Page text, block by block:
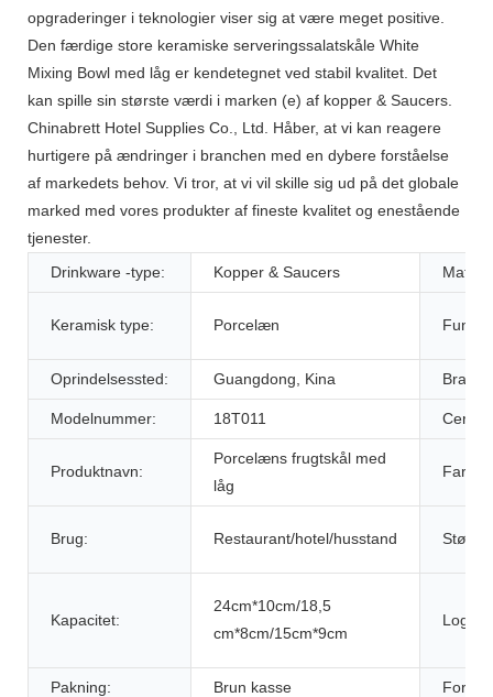
opgraderinger i teknologier viser sig at være meget positive.
Den færdige store keramiske serveringssalatskåle White
Mixing Bowl med låg er kendetegnet ved stabil kvalitet. Det
kan spille sin største værdi i marken (e) af kopper & Saucers.
Chinabrett Hotel Supplies Co., Ltd. Håber, at vi kan reagere
hurtigere på ændringer i branchen med en dybere forståelse
af markedets behov. Vi tror, ​​at vi vil skille sig ud på det globale
marked med vores produkter af fineste kvalitet og enestående
tjenester.
Drinkware -type:
Kopper & Saucers
Keramisk type: Porcelæn
Oprindelsessted: Guangdong, Kina
Modelnummer: 18T011
Produktnavn:
Porcelæns frugtskål med
låg
Farve:
Brug: Restaurant/hotel/husstand
Kapacitet:
24cm*10cm/18,5
cm*8cm/15cm*9cm
Logo:
Pakning: Brun kasse Form: